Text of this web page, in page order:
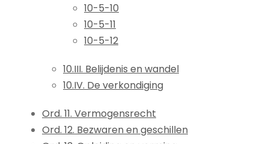
10-5-10
10-5-11
10-5-12
10.III. Belijdenis en wandel
10.IV. De verkondiging
Ord. 11. Vermogensrecht
Ord. 12. Bezwaren en geschillen